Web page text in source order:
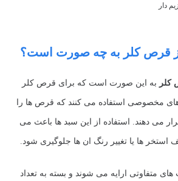
دار
از قرص کلر به چه صورت است؟
کلر به این صورت است که برای قرص کلر
های مخصوصی استفاده می کنند که قرص ها را
می دهند. استفاده از این سبد ها باعث می
استخر ها یا تغییر رنگ ان ها جلوگیری شود.
متفاوتی ارایه می شوند و بسته به تعداد